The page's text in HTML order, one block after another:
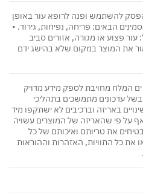
להשתמש ופנה לרופא עור באופן
הבאים: פריחה, נפיחות, גירוד. •
או מגורה, אזורים סביב
המוצר במקום שלא בהישג ידם
מחויבת לספק מידע מדויק
מתמשכים בתהליכי
באריזה וברכיבים לא ישתקפו מיד
שהאריזה של המוצרים עשויה
את טריותם ואיכותם של כל
התוויות, האזהרות וההוראות